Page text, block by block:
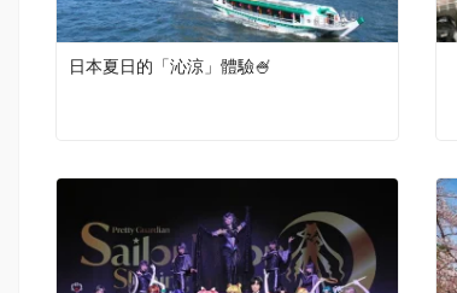
日本夏日的「沁涼」體驗🍧